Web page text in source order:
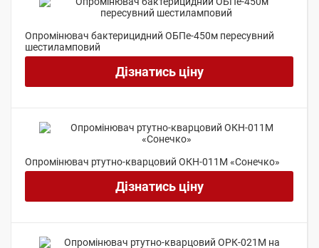
Опромінювач бактерицидний ОБПе-450м пересувний
шестиламповий
Дізнатись ціну
Опромінювач ртутно-кварцовий ОКН-011М «Сонечко»
Дізнатись ціну